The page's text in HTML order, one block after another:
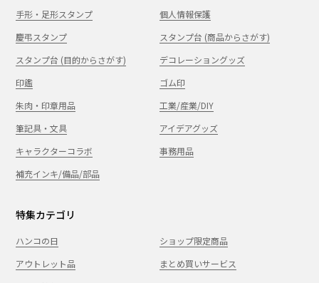
手形・足形スタンプ
個人情報保護
慶弔スタンプ
スタンプ台 (商品からさがす)
スタンプ台 (目的からさがす)
デコレーショングッズ
印鑑
ゴム印
朱肉・印章用品
工業/産業/DIY
筆記具・文具
アイデアグッズ
キャラクターコラボ
事務用品
補充インキ/備品/部品
特集カテゴリ
ハンコの日
ショップ限定商品
アウトレット品
まとめ買いサービス